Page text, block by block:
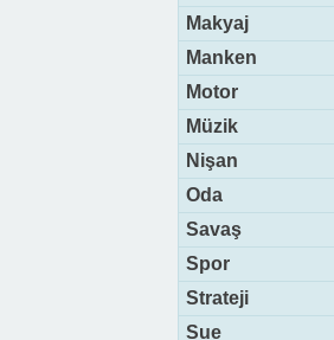
Makyaj
Manken
Motor
Müzik
Nişan
Oda
Savaş
Spor
Strateji
Sue